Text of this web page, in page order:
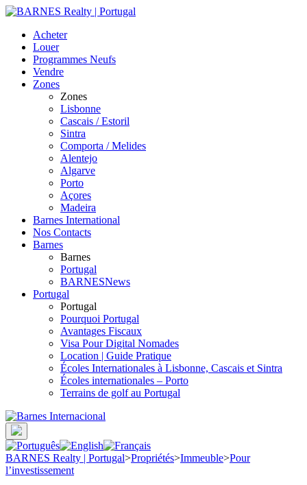
Acheter
Louer
Programmes Neufs
Vendre
Zones
Zones
Lisbonne
Cascais / Estoril
Sintra
Comporta / Melides
Alentejo
Algarve
Porto
Açores
Madeira
Barnes International
Nos Contacts
Barnes
Barnes
Portugal
BARNESNews
Portugal
Portugal
Pourquoi Portugal
Avantages Fiscaux
Visa Pour Digital Nomades
Location | Guide Pratique
Écoles Internationales à Lisbonne, Cascais et Sintra
Écoles internationales – Porto
Terrains de golf au Portugal
BARNES Realty | Portugal>Propriétés>Immeuble>Pour
l’investissement